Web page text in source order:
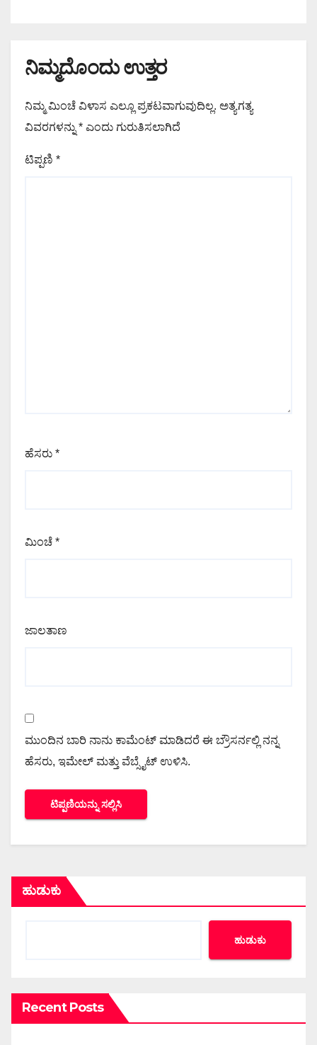
ನಿಮ್ಮದೊಂದು ಉತ್ತರ
ನಿಮ್ಮ ಮಿಂಚೆ ವಿಳಾಸ ಎಲ್ಲೂ ಪ್ರಕಟವಾಗುವುದಿಲ್ಲ. ಅತ್ಯಗತ್ಯ
ವಿವರಗಳನ್ನು * ಎಂದು ಗುರುತಿಸಲಾಗಿದೆ
ಟಿಪ್ಪಣಿ *
ಹೆಸರು *
ಮಿಂಚೆ *
ಜಾಲತಾಣ
ಮುಂದಿನ ಬಾರಿ ನಾನು ಕಾಮೆಂಟ್ ಮಾಡಿದರೆ ಈ ಬ್ರೌಸರ್ನಲ್ಲಿ ನನ್ನ
ಹೆಸರು, ಇಮೇಲ್ ಮತ್ತು ವೆಬ್ಸೈಟ್ ಉಳಿಸಿ.
ಹುಡುಕು
ಹುಡುಕು
Recent Posts